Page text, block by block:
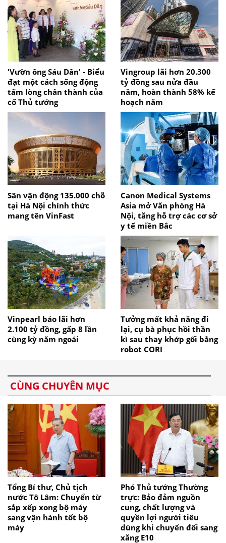
'Vườn ông Sáu Dân' - Biểu
đạt một cách sống động
tấm lòng chân thành của
cố Thủ tướng
Vingroup lãi hơn 20.300
tỷ đồng sau nửa đầu
năm, hoàn thành 58% kế
hoạch năm
Sân vận động 135.000 chỗ
tại Hà Nội chính thức
mang tên VinFast
Canon Medical Systems
Asia mở Văn phòng Hà
Nội, tăng hỗ trợ các cơ sở
y tế miền Bắc
Vinpearl báo lãi hơn
2.100 tỷ đồng, gấp 8 lần
cùng kỳ năm ngoái
Tưởng mất khả năng đi
lại, cụ bà phục hồi thần
kì sau thay khớp gối bằng
robot CORI
CÙNG CHUYÊN MỤC
Tổng Bí thư, Chủ tịch
nước Tô Lâm: Chuyển từ
sắp xếp xong bộ máy
sang vận hành tốt bộ
máy
Phó Thủ tướng Thường
trực: Bảo đảm nguồn
cung, chất lượng và
quyền lợi người tiêu
dùng khi chuyển đổi sang
xăng E10